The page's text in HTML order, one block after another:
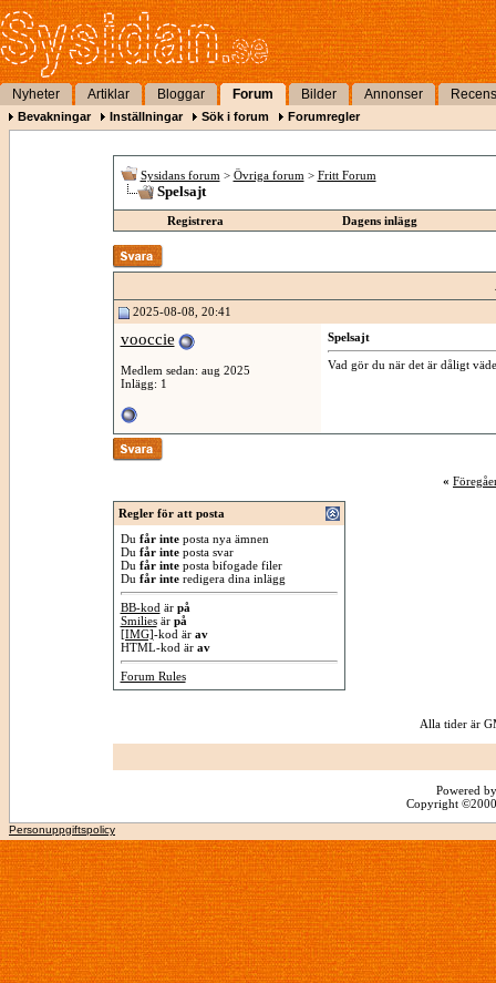
Nyheter Artiklar Bloggar Forum Bilder Annonser
Bevakningar Inställningar Sök i forum Forumregler
Sysidans forum > Övriga forum > Fritt Forum
Spelsajt
Registrera Dagens inlägg
2025-08-08, 20:41
vooccie
Medlem sedan: aug 2025
Inlägg: 1
Spelsajt
Vad gör du när det är dåligt
«
Regler för att posta
Du får inteposta nya ämnen
Du får inteposta svar
Du får inteposta bifogade filer
Du får interedigera dina inlägg
BB-kod är på
Smiliesär på
[IMG]-kod är av
HTML-kod är av
Forum Rules
Alla tider är
Powered
Copyright
Personuppgiftspolicy